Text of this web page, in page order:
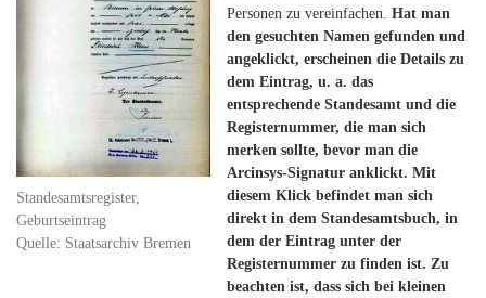
Standesamtsregister,
Geburtseintrag
Quelle: Staatsarchiv Bremen
Personen zu vereinfachen. Hat man
den gesuchten Namen gefunden und
angeklickt, erscheinen die Details zu
dem Eintrag, u. a. das
entsprechende Standesamt und die
Registernummer, die man sich
merken sollte, bevor man die
Arcinsys-Signatur anklickt. Mit
diesem Klick befindet man sich
direkt in dem Standesamtsbuch, in
dem der Eintrag unter der
Registernummer zu finden ist. Zu
beachten ist, dass sich bei kleinen